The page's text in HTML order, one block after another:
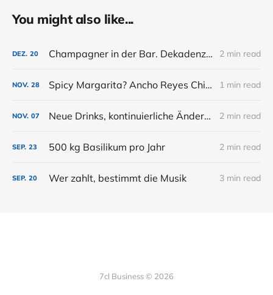
You might also like...
DEZ. 20 Champagner in der Bar. Dekadenz hat seinen Preis. 2 min read
NOV. 28 Spicy Margarita? Ancho Reyes Chili Likör for the win. 1 min read
NOV. 07 Neue Drinks, kontinuierliche Änderungen 2 min read
SEP. 23 500 kg Basilikum pro Jahr 2 min read
SEP. 20 Wer zahlt, bestimmt die Musik 3 min read
7cl Business © 2026